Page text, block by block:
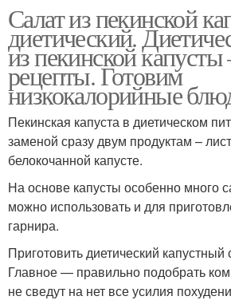
Салат из пекинской
диетический.
из пекинской
рецепты. Готовим
низкокалорийные
Пекинская капуста в диетическом
заменой сразу двум продуктам –
белокочанной капусте.
На основе капусты особенно много
можно использовать и для
гарнира.
Приготовить диетический капустный
Главное — правильно подобрать
не сведут на нет все усилия